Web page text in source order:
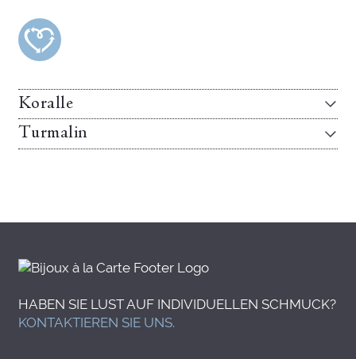
Koralle
Turmalin
HABEN SIE LUST AUF INDIVIDUELLEN SCHMUCK?
KONTAKTIEREN SIE UNS.